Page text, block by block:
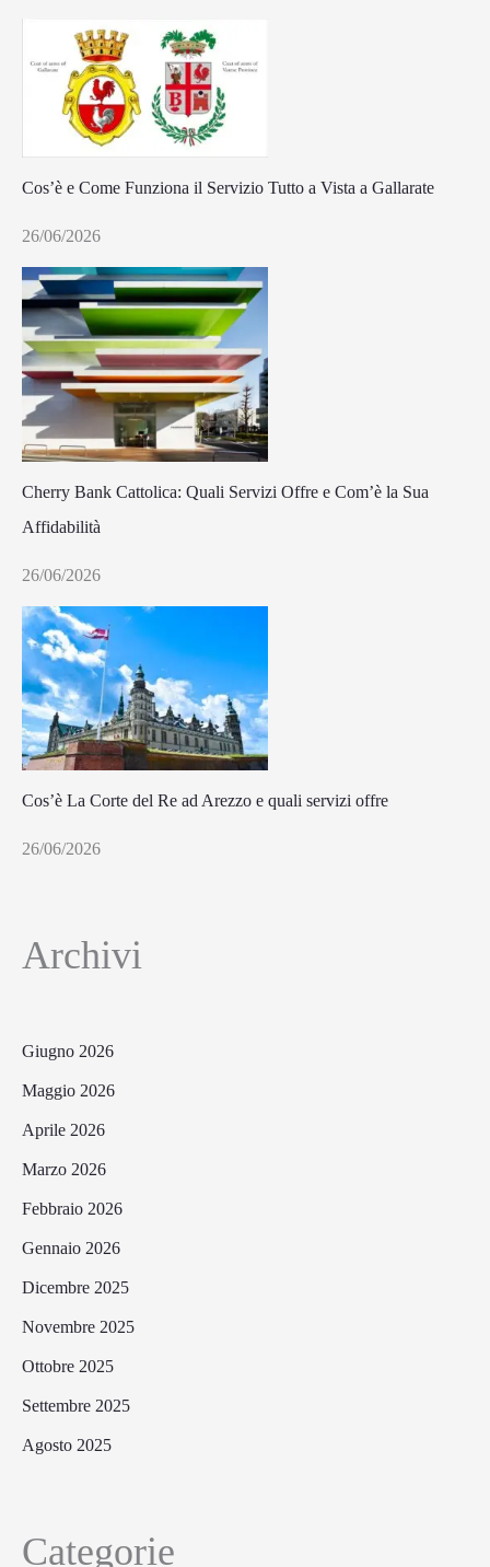
Cos’è e Come Funziona il Servizio Tutto a Vista a Gallarate
26/06/2026
Cherry Bank Cattolica: Quali Servizi Offre e Com’è la Sua
Affidabilità
26/06/2026
Cos’è La Corte del Re ad Arezzo e quali servizi offre
26/06/2026
Archivi
Giugno 2026
Maggio 2026
Aprile 2026
Marzo 2026
Febbraio 2026
Gennaio 2026
Dicembre 2025
Novembre 2025
Ottobre 2025
Settembre 2025
Agosto 2025
Categorie